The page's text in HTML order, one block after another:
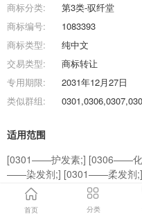
商标分类:
第3类-驭纤堂
商标编号:
1083393
商标类型:
纯中文
交易类型:
商标转让
专用期限:
2031年12月27日
类似群组:
适用范围
[0301——护发素;] [0306——
——染发剂;] [0301——柔发剂
液;] [0308——香;] [0305——
首页 分类